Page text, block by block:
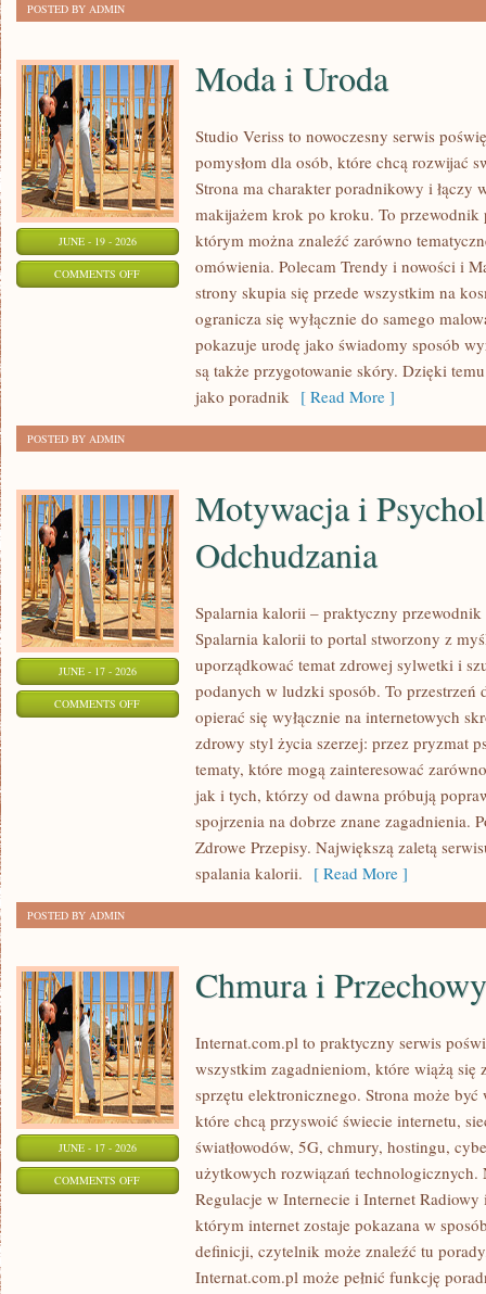
POSTED BY ADMIN
JUNE - 19 - 2026
COMMENTS OFFON
Moda i Uroda
Studio Veriss to nowoczesny serwis
pomysłom dla osób, które chcą rozwijać
Strona ma charakter poradnikowy i łączy
makijażem krok po kroku. To
którym można znaleźć zarówno
omówienia. Polecam Trendy i nowości i
strony skupia się przede wszystkim na
ogranicza się wyłącznie do samego
pokazuje urodę jako świadomy sposób
są także przygotowanie skóry. Dzięki
jako poradnik [ Read More ]
POSTED BY ADMIN
JUNE - 17 - 2026
COMMENTS OFFON
MOTYWACJA
Motywacja i
Odchudzania
Spalarnia kalorii – praktyczny
Spalarnia kalorii to portal stworzony z
uporządkować temat zdrowej sylwetki i
podanych w ludzki sposób. To
opierać się wyłącznie na internetowych
zdrowy styl życia szerzej: przez pryzmat
tematy, które mogą zainteresować
jak i tych, którzy od dawna próbują
spojrzenia na dobrze znane zagadnienia.
Zdrowe Przepisy. Największą zaletą
spalania kalorii. [ Read More ]
POSTED BY ADMIN
JUNE - 17 - 2026
COMMENTS OFFON
PRZECHOWYWANIE
Chmura i
Internat.com.pl to praktyczny serwis
wszystkim zagadnieniom, które wiążą się
sprzętu elektronicznego. Strona może
które chcą przyswoić świecie internetu,
światłowodów, 5G, chmury, hostingu,
użytkowych rozwiązań technologicznych.
Regulacje w Internecie i Internet
którym internet zostaje pokazana w
definicji, czytelnik może znaleźć tu
Internat.com.pl może pełnić funkcję